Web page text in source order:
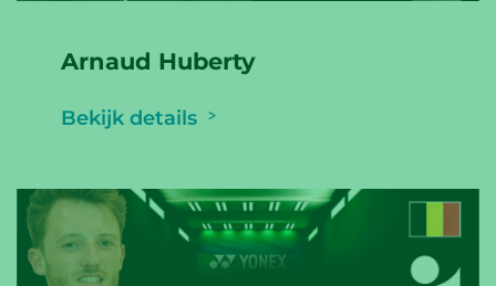
Arnaud Huberty
Bekijk details